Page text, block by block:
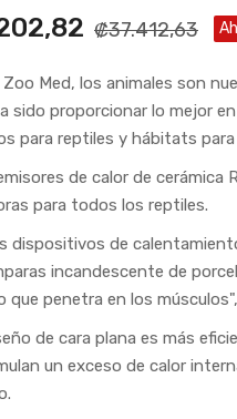
₡37.412,63
Zoo Med, los animales son
sido proporcionar lo mejor
para reptiles y hábitats para
de calor de
para todos los reptiles.
dispositivos de
incandescente de
que penetra en los
de cara plana es más
un exceso de calor